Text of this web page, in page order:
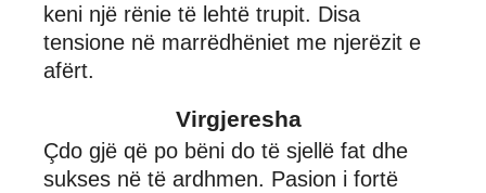
keni një rënie të lehtë trupit. Disa
tensione në marrëdhëniet me njerëzit e
afërt.
Virgjeresha
Çdo gjë që po bëni do të sjellë fat dhe
sukses në të ardhmen. Pasion i fortë